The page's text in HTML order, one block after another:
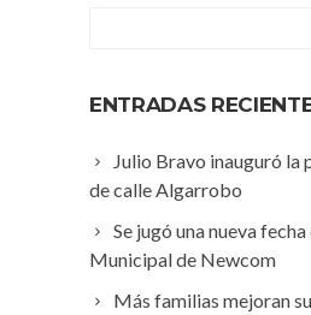
ENTRADAS
Julio Bravo inauguró la
de calle Algarrobo
Se jugó una nueva
Municipal de Newcom
Más familias mejoran